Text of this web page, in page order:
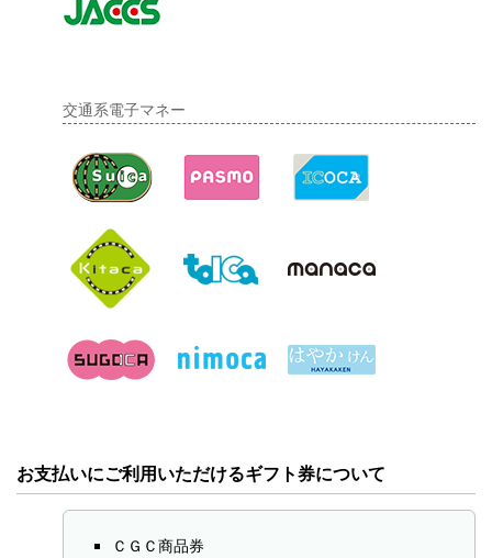
交通系電子マネー
お支払いにご利用いただけるギフト券について
ＣＧＣ商品券